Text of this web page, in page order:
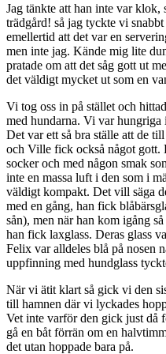
Jag tänkte att han inte var klok,
trädgård! så jag tyckte vi
emellertid att det var en
men inte jag. Kände mig lite
pratade om att det såg gott ut
det väldigt mycket ut som en
Vi tog oss in på stället och
med hundarna. Vi var
Det var ett så bra ställe att de
och Ville fick också något gott.
socker och med någon smak
inte en massa luft i den som i
väldigt kompakt. Det vill säga
med en gång, han fick
sån), men när han kom igång
han fick laxglass. Deras glass
Felix var alldeles blå på nosen
uppfinning med hundglass
När vi ätit klart så gick vi den
till hamnen där vi lyckades
Vet inte varför den gick just då
gå en båt förrän om en
det utan hoppade bara på.